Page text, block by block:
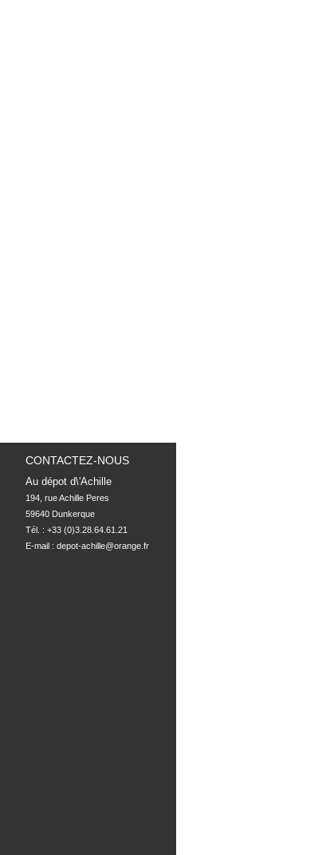
CONTACTEZ-NOUS
Au dépot d\'Achille
194, rue Achille Peres
59640 Dunkerque
Tél. : +33 (0)3.28.64.61.21
E-mail : depot-achille@orange.fr